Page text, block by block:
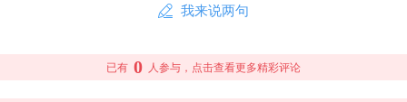
我来说两句
已有 0 人参与，点击查看更多精彩评论